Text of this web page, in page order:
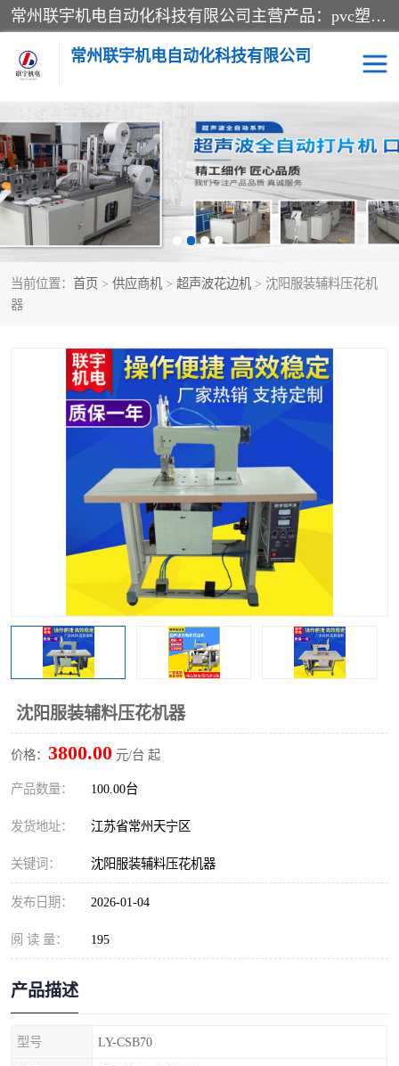
常州联宇机电自动化科技有限公司主营产品：pvc塑料焊机、高频热合机、软膜天花压边机、服装布料凹凸压花机、布料3d压印设备、服装植胶设备、超声波布料花边机、无纺布热合机、全自动压花机。
常州联宇机电自动化科技有限公司
当前位置： 首页 > 供应商机 > 超声波花边机 > 沈阳服装辅料压花机
器
沈阳服装辅料压花机器
价格： 3800.00 元/台 起
产品数量： 100.00台
发货地址： 江苏省常州天宁区
关键词： 沈阳服装辅料压花机器
发布日期： 2026-01-04
阅 读 量： 195
产品描述
型号 LY-CSB70
压花定型机以及压花模具 超声波热合机
高频热合机 超声波花边机
超声波复合压花机 凹凸压花机压标机
3040凹凸压花机 双头服装凹凸压花机
高频压花压标机 自动超声波打片成型机
泡壳包装封口机